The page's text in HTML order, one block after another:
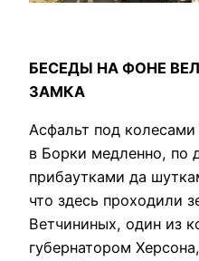
БЕСЕДЫ НА ФОНЕ
ЗАМКА
Асфальт под колесами
в Борки медленно, по
прибаутками да
что здесь проходили
Ветчининых, один из
губернатором